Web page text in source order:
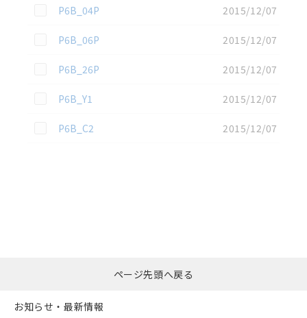
この資料を選択
P6B_04P
2015/12/07
この資料を選択
P6B_06P
2015/12/07
この資料を選択
P6B_26P
2015/12/07
この資料を選択
P6B_Y1
2015/12/07
この資料を選択
P6B_C2 2015/12/07
括ダウンロード
ページ先頭へ戻る
お知らせ・最新情報